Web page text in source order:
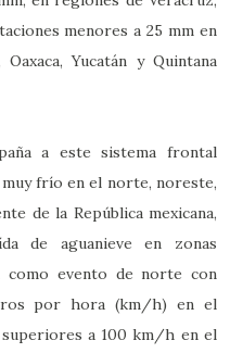
menores a 25 mm en
Yucatán y Quintana
a este sistema frontal
frío en el norte, noreste,
de la República mexicana,
de aguanieve en zonas
como evento de norte con
por hora (km/h) en el
a 100 km/h en el